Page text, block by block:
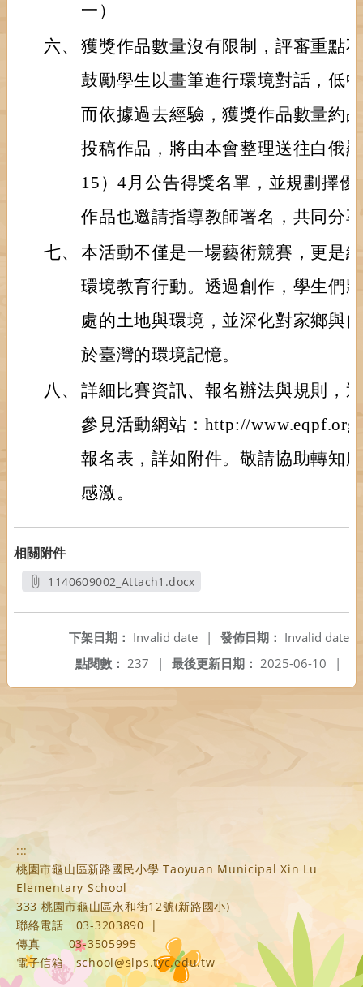
一）
六、 獲獎作品數量沒有限制，評審重點
鼓勵學生以畫筆進行環境對話，低
而依據過去經驗，獲獎作品數量約
投稿作品，將由本會整理送往白俄
15）4月公告得獎名單，並規劃擇
作品也邀請指導教師署名，共同分
七、 本活動不僅是一場藝術競賽，更是
環境教育行動。透過創作，學生們
處的土地與環境，並深化對家鄉與
於臺灣的環境記憶。
八、 詳細比賽資訊、報名辦法與規則，
參見活動網站：http://
報名表，詳如附件。敬請協助轉知
感激。
相關附件
1140609002_Attach1.docx
發佈日期： Invalid date
下架日期： Invalid date
|
最後更新日期： 2025-06-10 |
點閱數： 237 |
:::
桃園市龜山區新路國民小學 Taoyuan Municipal Xin Lu
Elementary School
333 桃園市龜山區永和街12號(新路國小)
聯絡電話
03-3203890
|
傳真
03-3505995
電子信箱
school@slps.tyc.edu.tw